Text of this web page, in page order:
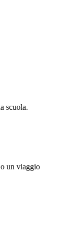
scuola.
un viaggio